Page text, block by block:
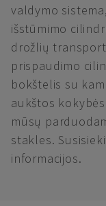
valdymo
išstūmimo
drožlių
prispaudimo
bokštelis su
aukštos
mūsų
stakles.
informacijos.